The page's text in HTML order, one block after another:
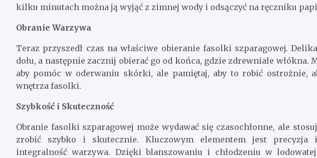
kilku minutach można ją wyjąć z zimnej wody i odsączyć na ręczniku
Obranie Warzywa
Teraz przyszedł czas na właściwe obieranie fasolki szparagowej.
dołu, a następnie zacznij obierać go od końca, gdzie zdrewniałe włókna.
aby pomóc w oderwaniu skórki, ale pamiętaj, aby to robić ostrożnie,
wnętrza fasolki.
Szybkość i Skuteczność
Obranie fasolki szparagowej może wydawać się czasochłonne, ale
zrobić szybko i skutecznie. Kluczowym elementem jest precyzja
integralność warzywa. Dzięki blanszowaniu i chłodzeniu w